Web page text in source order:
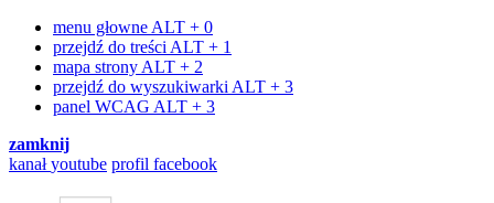
menu głowne ALT + 0
przejdź do treści ALT + 1
mapa strony ALT + 2
przejdź do wyszukiwarki ALT + 3
panel WCAG ALT + 3
zamknij
kanałyoutube profil facebook